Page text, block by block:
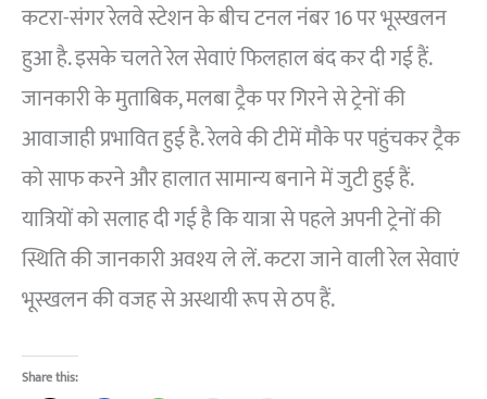
कटरा-संगर रेलवे स्टेशन के बीच टनल नंबर 16 पर भूस्खलन
हुआ है. इसके चलते रेल सेवाएं फिलहाल बंद कर दी गई हैं.
जानकारी के मुताबिक, मलबा ट्रैक पर गिरने से ट्रेनों की
आवाजाही प्रभावित हुई है. रेलवे की टीमें मौके पर पहुंचकर ट्रैक
को साफ करने और हालात सामान्य बनाने में जुटी हुई हैं.
यात्रियों को सलाह दी गई है कि यात्रा से पहले अपनी ट्रेनों की
स्थिति की जानकारी अवश्य ले लें. कटरा जाने वाली रेल सेवाएं
भूस्खलन की वजह से अस्थायी रूप से ठप हैं.
Share this: